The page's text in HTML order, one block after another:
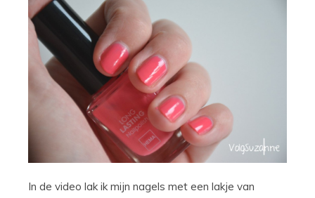
In de video lak ik mijn nagels met een lakje van